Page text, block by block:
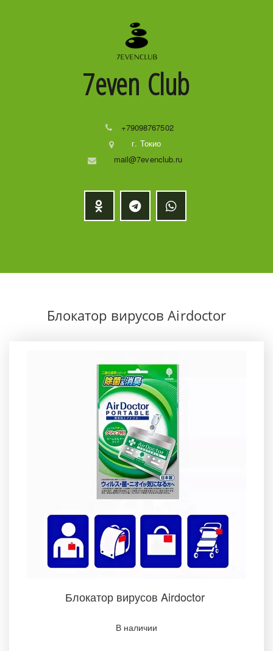
7even Club
+79098767502
г. Токио
mail@7evenclub.ru
Блокатор вирусов Airdoctor
Блокатор вирусов Airdoctor ­
В наличии